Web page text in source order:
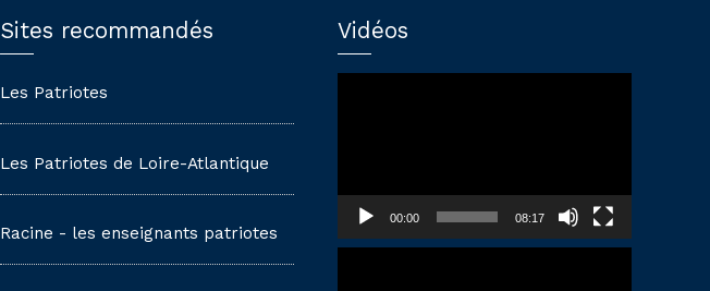
Sites recommandés
Les Patriotes
Les Patriotes de Loire-Atlantique
Racine - les enseignants patriotes
Vidéos
00:00 08:17